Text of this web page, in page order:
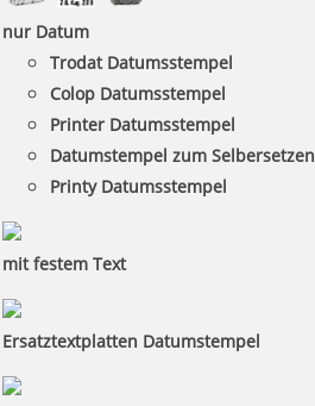
nur Datum
Trodat Datumsstempel
Colop Datumsstempel
Printer Datumsstempel
Datumstempel zum Selbersetzen
Printy Datumsstempel
mit festem Text
Ersatztextplatten Datumstempel